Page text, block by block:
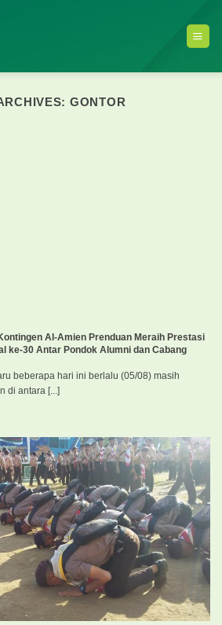
GONTOR
Al-Amien Prenduan Meraih Prestasi
ke-30 Antar Pondok Alumni dan Cabang
beberapa hari ini berlalu (05/08) masih
di antara [...]